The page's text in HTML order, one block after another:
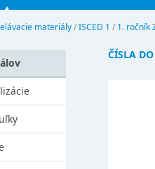
materiály/ISCED 1 / 1. ročník
ČÍSLA